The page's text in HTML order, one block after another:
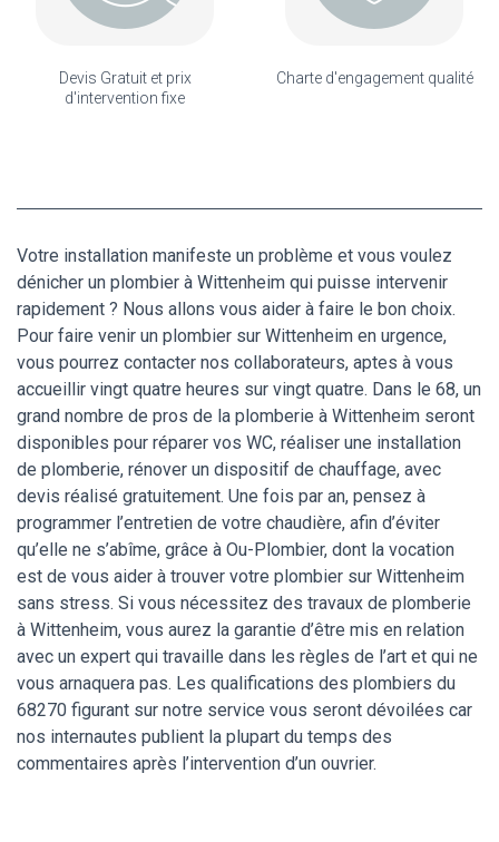
Devis Gratuit et prix
d'intervention fixe
Charte d'engagement qualité
Votre installation manifeste un problème et vous voulez
dénicher un plombier à Wittenheim qui puisse intervenir
rapidement ? Nous allons vous aider à faire le bon choix.
Pour faire venir un plombier sur Wittenheim en urgence,
vous pourrez contacter nos collaborateurs, aptes à vous
accueillir vingt quatre heures sur vingt quatre. Dans le 68, un
grand nombre de pros de la plomberie à Wittenheim seront
disponibles pour réparer vos WC, réaliser une installation
de plomberie, rénover un dispositif de chauffage, avec
devis réalisé gratuitement. Une fois par an, pensez à
programmer l’entretien de votre chaudière, afin d’éviter
qu’elle ne s’abîme, grâce à Ou-Plombier, dont la vocation
est de vous aider à trouver votre plombier sur Wittenheim
sans stress. Si vous nécessitez des travaux de plomberie
à Wittenheim, vous aurez la garantie d’être mis en relation
avec un expert qui travaille dans les règles de l’art et qui ne
vous arnaquera pas. Les qualifications des plombiers du
68270 figurant sur notre service vous seront dévoilées car
nos internautes publient la plupart du temps des
commentaires après l’intervention d’un ouvrier.